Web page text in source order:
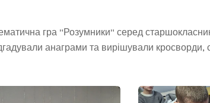
гра "Розумники" серед
анаграми та вирішували